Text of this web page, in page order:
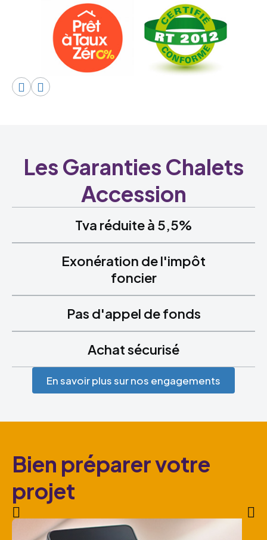
Les Garanties Chalets
Accession
Tva réduite à 5,5%
Exonération de l'impôt
foncier
Pas d'appel de fonds
Achat sécurisé
En savoir plus sur nos engagements
Bien préparer votre
projet